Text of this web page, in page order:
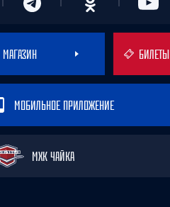
МАГАЗИН БИЛЕТЫ
МОБИЛЬНОЕ ПРИЛОЖЕНИЕ
МХК ЧАЙКА